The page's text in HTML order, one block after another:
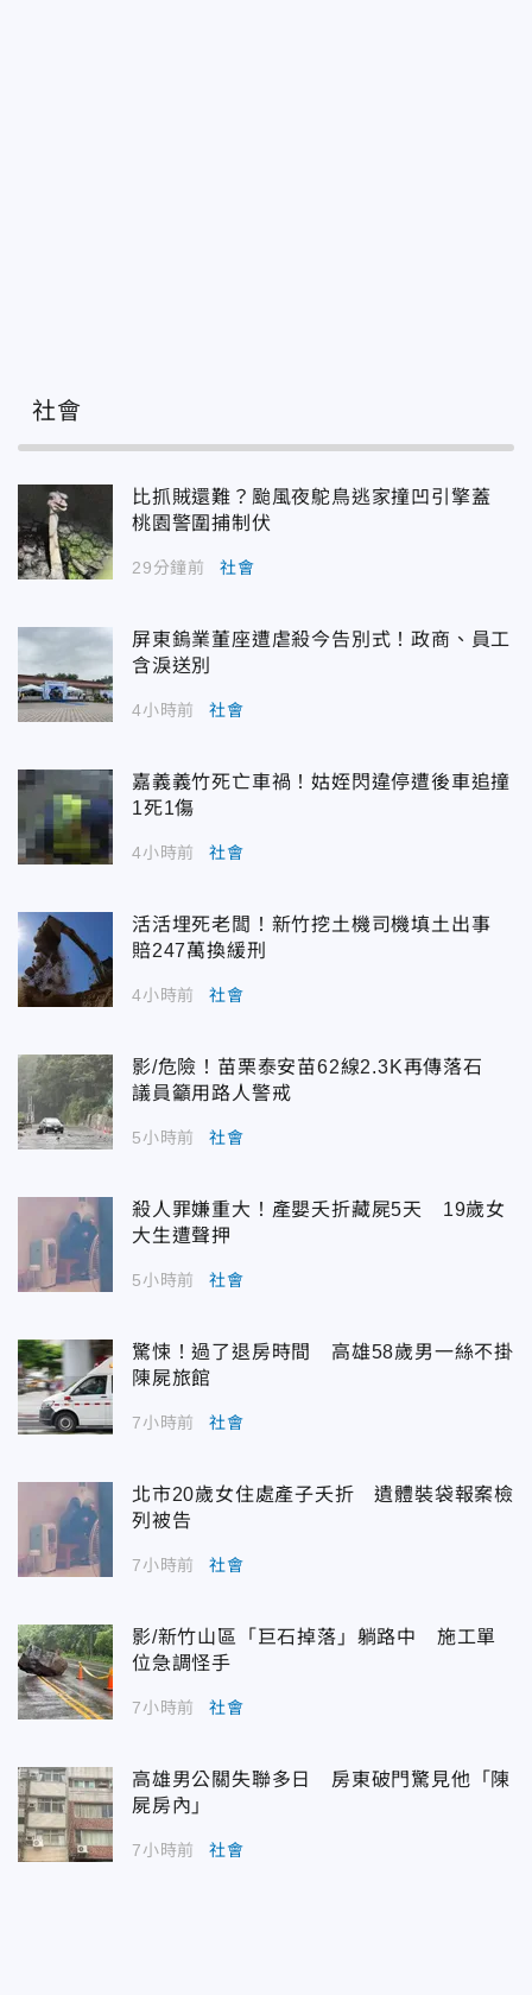
社會
比抓賊還難？颱風夜鴕鳥逃家撞凹引擎蓋
桃園警圍捕制伏
29分鐘前 社會
屏東鎢業董座遭虐殺今告別式！政商、員工
含淚送別
4小時前 社會
嘉義義竹死亡車禍！姑姪閃違停遭後車追撞
1死1傷
4小時前 社會
活活埋死老闆！新竹挖土機司機填土出事
賠247萬換緩刑
4小時前 社會
影/危險！苗栗泰安苗62線2.3K再傳落石
議員籲用路人警戒
5小時前 社會
殺人罪嫌重大！產嬰夭折藏屍5天 19歲女
大生遭聲押
5小時前 社會
驚悚！過了退房時間 高雄58歲男一絲不掛
陳屍旅館
7小時前 社會
北市20歲女住處產子夭折 遺體裝袋報案檢
列被告
7小時前 社會
影/新竹山區「巨石掉落」躺路中 施工單
位急調怪手
7小時前 社會
高雄男公關失聯多日 房東破門驚見他「陳
屍房內」
7小時前 社會